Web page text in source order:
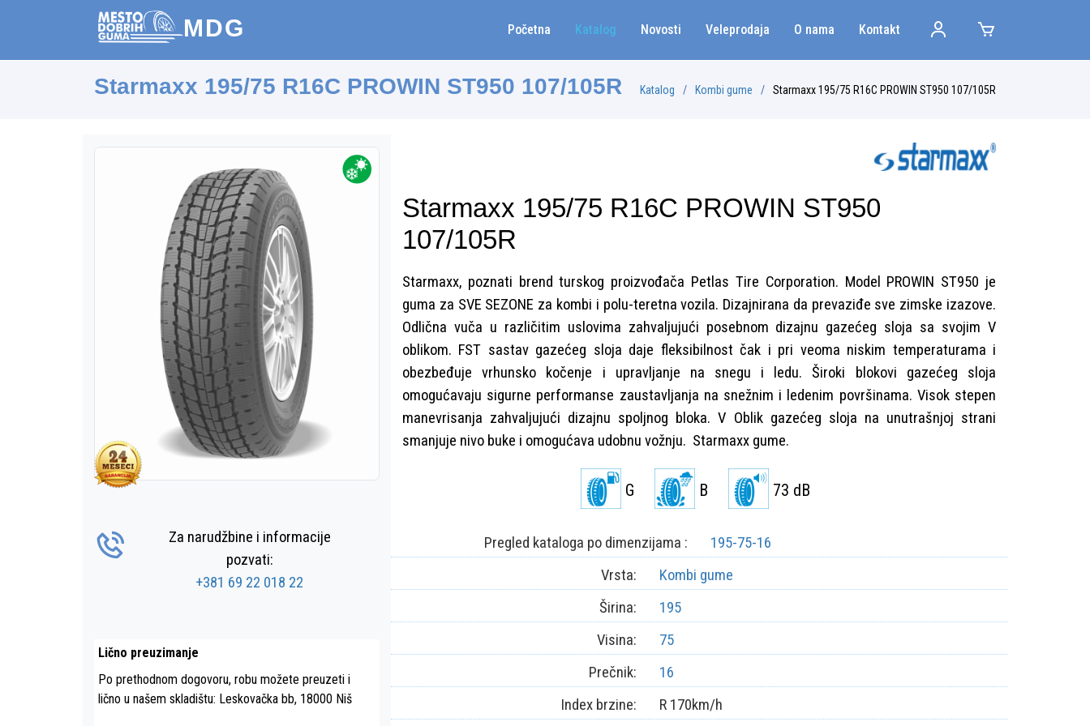
MDG Početna Katalog Novosti Veleprodaja O nama Kontakt
Starmaxx 195/75 R16C PROWIN ST950 107/105R Katalog Kombi gume Starmaxx 195/75 R16C PROWIN ST950 107/105R
Za narudžbine i informacije
pozvati:
+381 69 22 018 22
Lično preuzimanje
Po prethodnom dogovoru, robu možete preuzeti i
lično u našem skladištu: Leskovačka bb, 18000 Niš
Starmaxx 195/75 R16C PROWIN ST950
107/105R
Starmaxx, poznati brend turskog proizvođača Petlas Tire Corporation. Model PROWIN ST950 je
guma za SVE SEZONE za kombi i polu-teretna vozila. Dizajnirana da prevaziđe sve zimske izazove.
Odlična vuča u različitim uslovima zahvaljujući posebnom dizajnu gazećeg sloja sa svojim V
oblikom. FST sastav gazećeg sloja daje fleksibilnost čak i pri veoma niskim temperaturama i
obezbeđuje vrhunsko kočenje i upravljanje na snegu i ledu. Široki blokovi gazećeg sloja
omogućavaju sigurne performanse zaustavljanja na snežnim i ledenim površinama. Visok stepen
manevrisanja zahvaljujući dizajnu spoljnog bloka. V Oblik gazećeg sloja na unutrašnjoj strani
smanjuje nivo buke i omogućava udobnu vožnju. Starmaxx gume.
G B 73 dB
Pregled kataloga po dimenzijama :
195-75-16
Vrsta:
Kombi gume
Širina:
195
Visina:
75
Prečnik:
16
Index brzine:
R 170km/h